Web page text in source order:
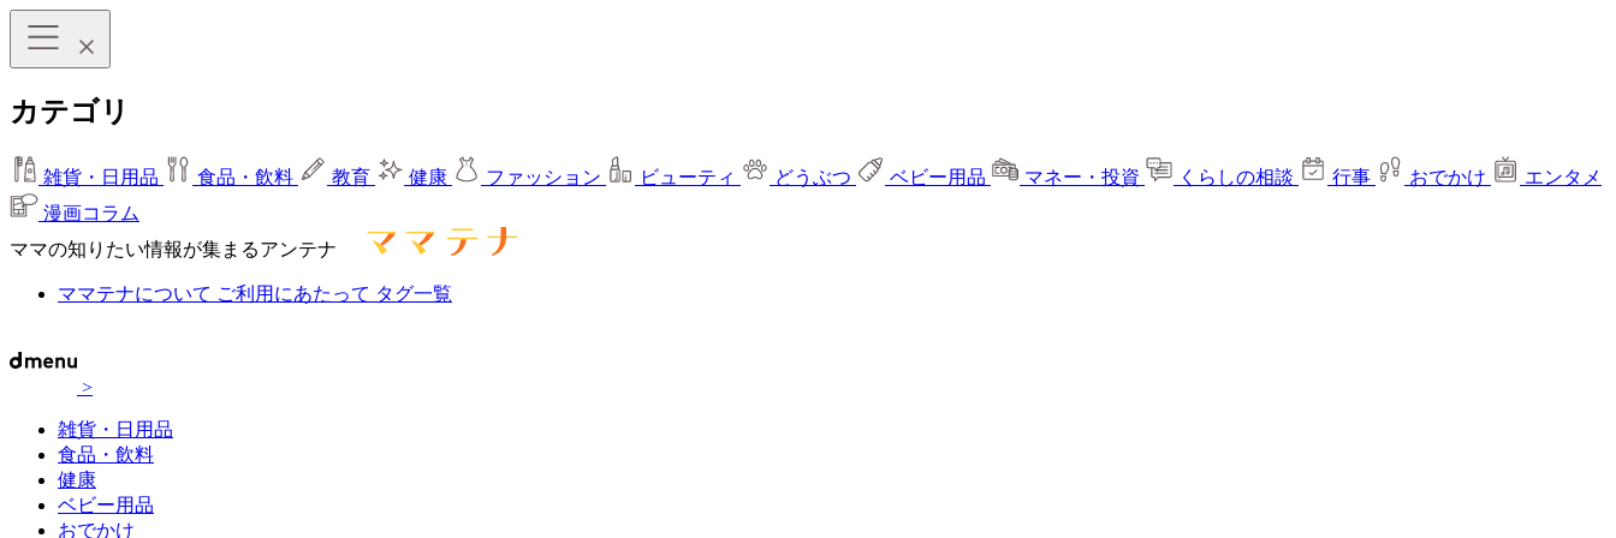
カテゴリ
雑貨・日用品 食品・飲料 教育 健康 ファッション ビューティ どうぶつ ベビー用品 マネー・投資 くらしの相談 行事 おでかけ
エンタメ
漫画コラム
ママの知りたい情報が集まるアンテナ
ママテナについて ご利用にあたって タグ一覧
>
雑貨・日用品
食品・飲料
健康
ベビー用品
おでかけ